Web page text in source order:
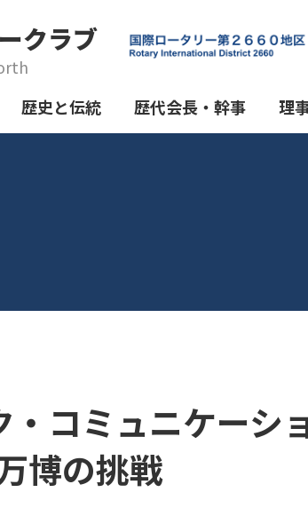
クラブ
歴史と伝統 歴代会長・幹事 理
・コミュニケー
博の挑戦